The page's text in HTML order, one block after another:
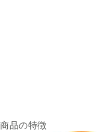
商品の特徴